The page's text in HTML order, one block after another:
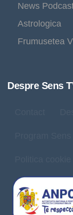
News
Astrologica
Frumusetea
Despre Sens